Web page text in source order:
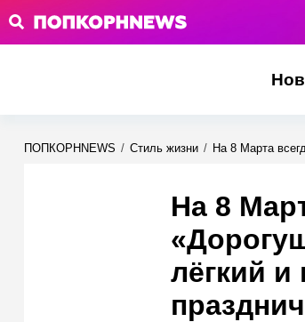
ПОПКОРНNEWS / Стиль жизни / На 8 Марта
На 8
лёгкий и